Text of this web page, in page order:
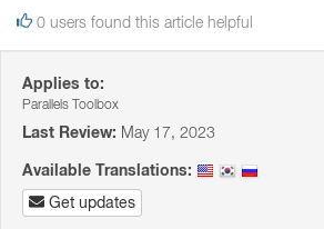
0 users found this article helpful
Applies to:
Parallels Toolbox
Last Review: May 17, 2023
Available Translations:
Get updates